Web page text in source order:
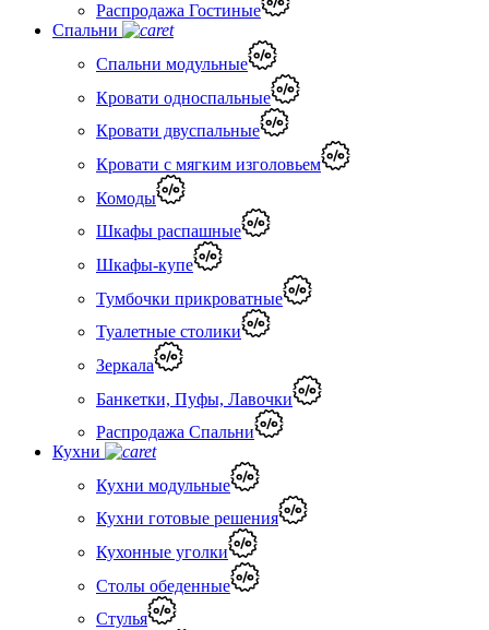
Распродажа Гостиные
Спальни
Спальни модульные
Кровати односпальные
Кровати двуспальные
Кровати с мягким изголовьем
Комоды
Шкафы распашные
Шкафы-купе
Тумбочки прикроватные
Туалетные столики
Зеркала
Банкетки, Пуфы, Лавочки
Распродажа Спальни
Кухни
Кухни модульные
Кухни готовые решения
Кухонные уголки
Столы обеденные
Стулья